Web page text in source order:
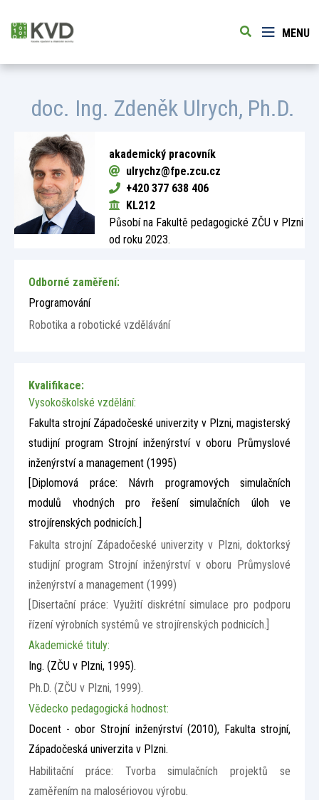
MENU
doc. Ing. Zdeněk Ulrych, Ph.D.
akademický pracovník
ulrychz@fpe.zcu.cz
+420 377 638 406
KL212
Působí na Fakultě pedagogické ZČU v Plzni
od roku 2023.
Odborné zaměření:
Programování
Robotika a robotické vzdělávání
Kvalifikace:
Vysokoškolské vzdělání:
Fakulta strojní Západočeské univerzity v Plzni, magisterský
studijní program Strojní inženýrství v oboru Průmyslové
inženýrství a management (1995)
[Diplomová práce: Návrh programových simulačních
modulů vhodných pro řešení simulačních úloh ve
strojírenských podnicích.]
Fakulta strojní Západočeské univerzity v Plzni, doktorksý
studijní program Strojní inženýrství v oboru Průmyslové
inženýrství a management (1999)
[Disertační práce: Využití diskrétní simulace pro podporu
řízení výrobních systémů ve strojírenských podnicích.]
Akademické tituly:
Ing. (ZČU v Plzni, 1995).
Ph.D. (ZČU v Plzni, 1999).
Vědecko pedagogická hodnost:
Docent - obor Strojní inženýrství (2010), Fakulta strojní,
Západočeská univerzita v Plzni.
Habilitační práce: Tvorba simulačních projektů se
zaměřením na malosériovou výrobu.